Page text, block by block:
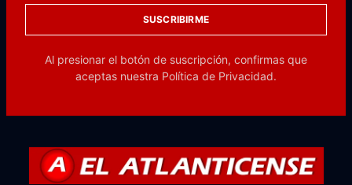
SUSCRIBIRME
Al presionar el botón de suscripción, confirmas que
aceptas nuestra Política de Privacidad.